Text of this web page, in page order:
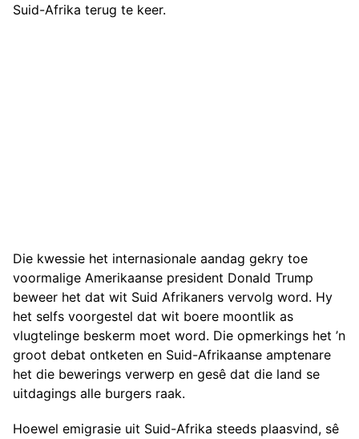
Suid-Afrika terug te keer.
Die kwessie het internasionale aandag gekry toe
voormalige Amerikaanse president Donald Trump
beweer het dat wit Suid Afrikaners vervolg word. Hy
het selfs voorgestel dat wit boere moontlik as
vlugtelinge beskerm moet word. Die opmerkings het ’n
groot debat ontketen en Suid-Afrikaanse amptenare
het die bewerings verwerp en gesê dat die land se
uitdagings alle burgers raak.
Hoewel emigrasie uit Suid-Afrika steeds plaasvind, sê